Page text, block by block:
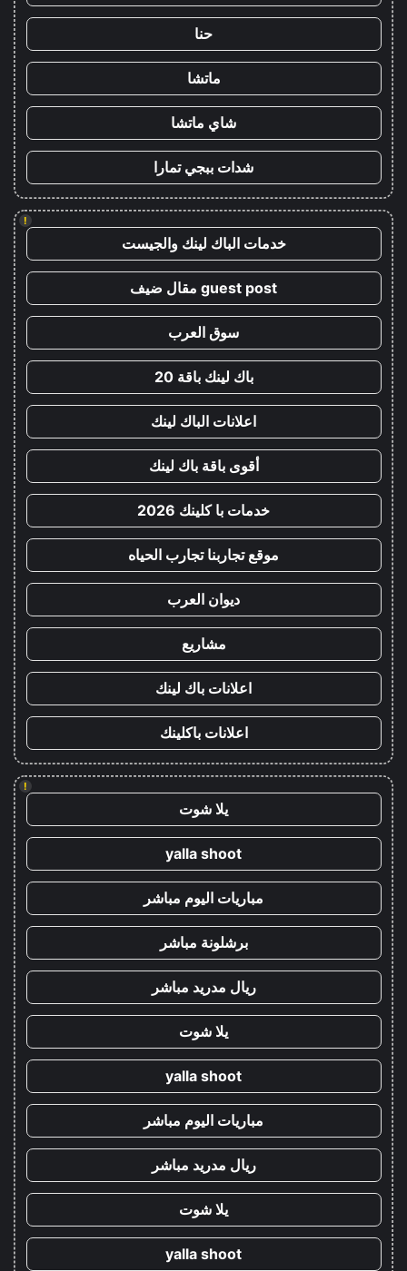
حنا
ماتشا
شاي ماتشا
شدات ببجي تمارا
!
خدمات الباك لينك والجيست
guest post مقال ضيف
سوق العرب
باك لينك باقة 20
اعلانات الباك لينك
أقوى باقة باك لينك
خدمات با كلينك 2026
موقع تجاربنا تجارب الحياه
ديوان العرب
مشاريع
اعلانات باك لينك
اعلانات باكلينك
!
يلا شوت
yalla shoot
مباريات اليوم مباشر
برشلونة مباشر
ريال مدريد مباشر
يلا شوت
yalla shoot
مباريات اليوم مباشر
ريال مدريد مباشر
يلا شوت
yalla shoot